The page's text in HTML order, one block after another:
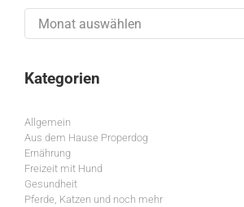
Kategorien
Allgemein
Aus dem Hause Properdog
Ernährung
Freizeit mit Hund
Gesundheit
Pferde, Katzen und noch mehr